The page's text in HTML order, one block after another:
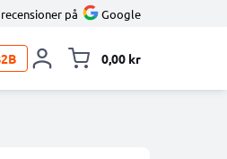
recensioner på Google
0,00 kr